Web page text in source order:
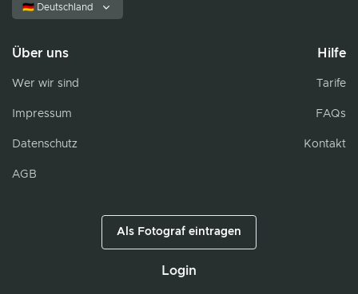
🇩🇪 Deutschland
Über uns
Wer wir sind
Impressum
Datenschutz
AGB
Hilfe
Tarife
FAQs
Kontakt
Als Fotograf eintragen
Login